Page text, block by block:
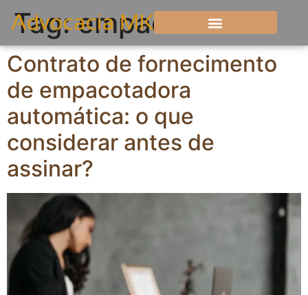
Tag:empacotadora
Contrato de fornecimento
de empacotadora
automática: o que
considerar antes de
assinar?